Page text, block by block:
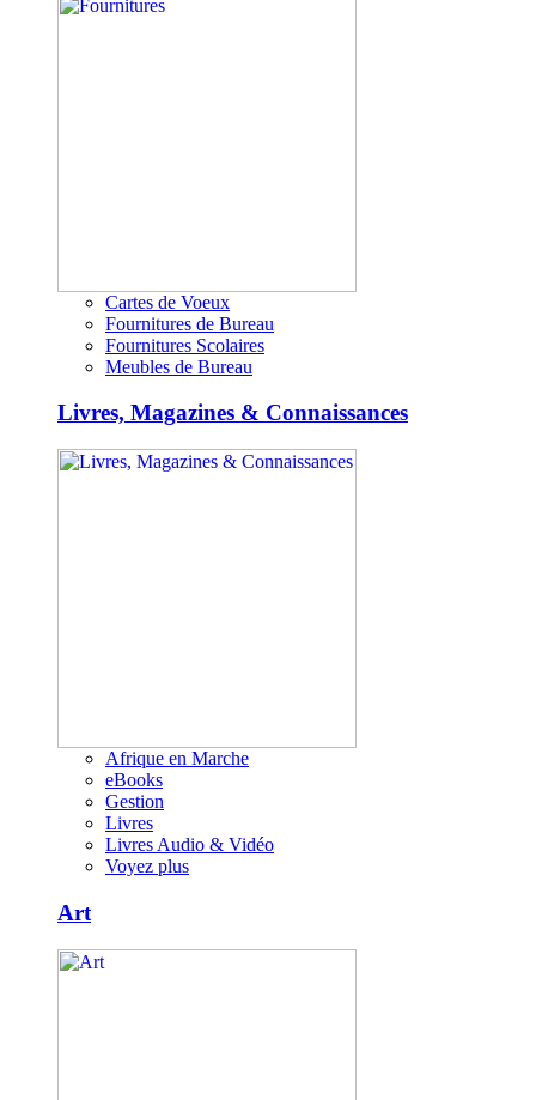
Cartes de Voeux
Fournitures de Bureau
Fournitures Scolaires
Meubles de Bureau
Livres, Magazines & Connaissances
Afrique en Marche
eBooks
Gestion
Livres
Livres Audio & Vidéo
Voyez plus
Art